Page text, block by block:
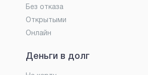
Без отказа
Открытыми
Онлайн
Деньги в долг